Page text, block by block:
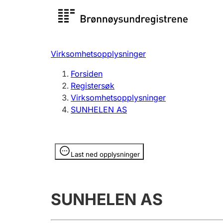
Registersøk
Registrere, endre, slette
Virksomhetsopplysninger
Forsiden
Registersøk
Virksomhetsopplysninger
SUNHELEN AS
Last ned opplysninger
Opplysninger er skjult
SUNHELEN AS